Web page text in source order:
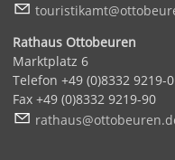
t
r st k mt tt b r
Rathaus Ottobeuren
Marktplatz 6
Telefon +49 (0)8332 9219-0
Fax +49 (0)8332 9219-90
r th s tt b r n d